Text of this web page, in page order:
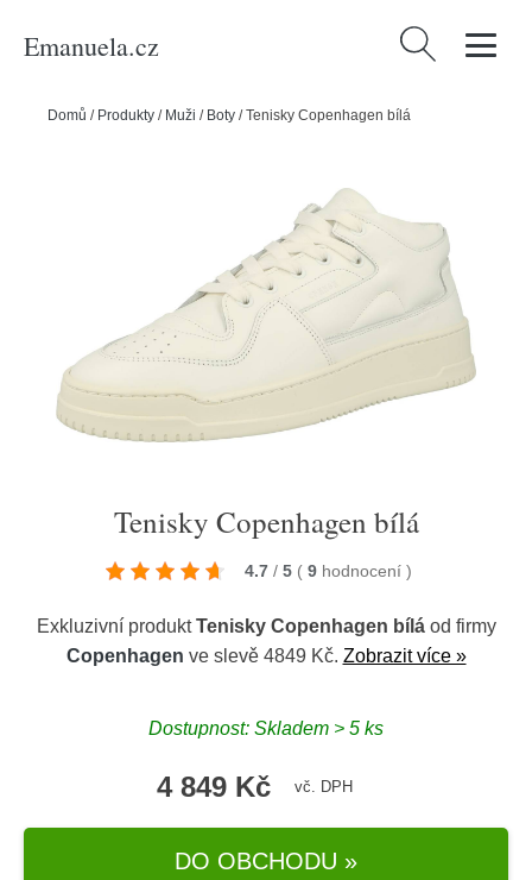
Emanuela.cz Vyhledávání
Domů / Produkty / Muži / Boty /Tenisky Copenhagen bílá
Tenisky Copenhagen bílá
4.7 / 5 ( 9 hodnocení )
Exkluzivní produktTenisky Copenhagen bíláod firmy
Copenhagen ve slevě 4849 Kč. Zobrazit více »
Dostupnost: Skladem > 5 ks
4 849 Kč vč. DPH
DO OBCHODU »